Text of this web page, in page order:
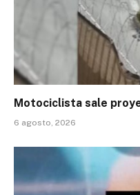
Motociclista sale
6 agosto, 2026